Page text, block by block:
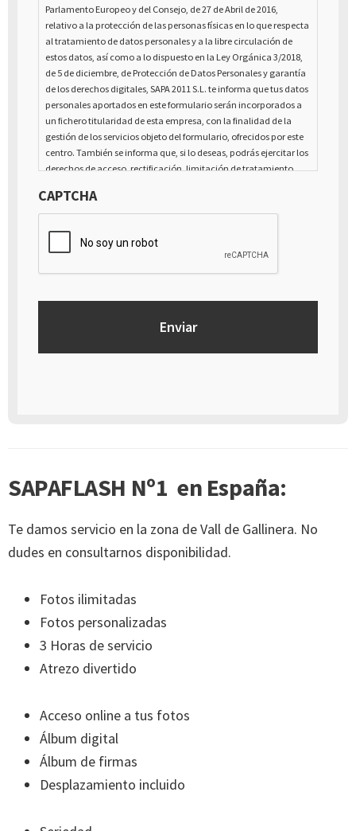
Parlamento Europeo y del Consejo, de 27 de Abril de 2016,
relativo a la protección de las personas físicas en lo que respecta
al tratamiento de datos personales y a la libre circulación de
estos datos, así como a lo dispuesto en la Ley Orgánica 3/2018,
de 5 de diciembre, de Protección de Datos Personales y garantía
de los derechos digitales, SAPA 2011 S.L. te informa que tus datos
personales aportados en este formulario serán incorporados a
un fichero titularidad de esta empresa, con la finalidad de la
gestión de los servicios objeto del formulario, ofrecidos por este
centro. También se informa que, si lo deseas, podrás ejercitar los
derechos de acceso, rectificación, limitación de tratamiento,
de carácter personal, así como a la retirada del consentimiento
prestado para el tratamiento de los mismos, mediante escrito
dirigido a la dirección Calle Italia núm. 1 Alfaz del Pí (03580),
Alicante - España
CAPTCHA
SAPAFLASH Nº1 en España:
Te damos servicio en la zona de Vall de Gallinera. No
dudes en consultarnos disponibilidad.
Fotos ilimitadas
Fotos personalizadas
3 Horas de servicio
Atrezo divertido
Acceso online a tus fotos
Álbum digital
Álbum de firmas
Desplazamiento incluido